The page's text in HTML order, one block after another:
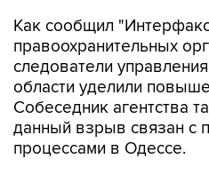
Как сообщил
правоохранительных
следователи
области уделили
Собеседник агентства
данный взрыв связан с
процессами в Одессе.